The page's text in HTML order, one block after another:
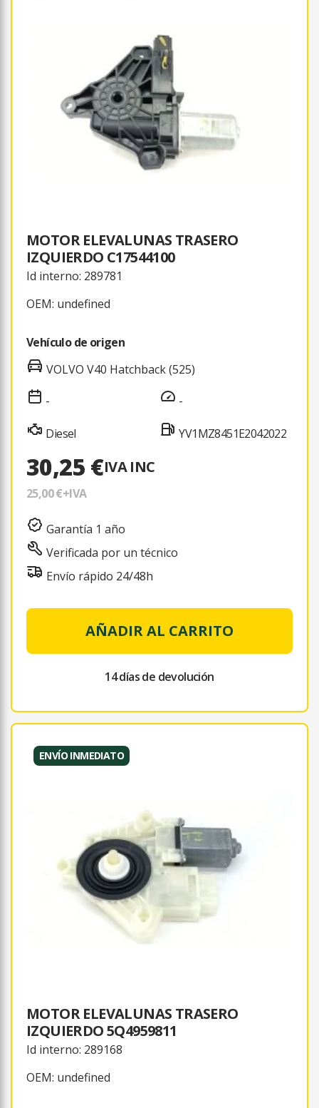
MOTOR ELEVALUNAS TRASERO
IZQUIERDO C17544100
Id interno: 289781
OEM: undefined
Vehículo de origen
VOLVO V40 Hatchback (525)
-
Diesel
-
YV1MZ8451E2042022
30,25 €IVA INC
25,00 €+IVA
Garantía 1 año
Verificada por un técnico
Envío rápido 24/48h
AÑADIR AL CARRITO
14 días de devolución
ENVÍO INMEDIATO
MOTOR ELEVALUNAS TRASERO
IZQUIERDO 5Q4959811
Id interno: 289168
OEM: undefined